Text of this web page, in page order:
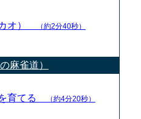
オ） （約2分40秒）
麻雀道）
育てる （約4分20秒）